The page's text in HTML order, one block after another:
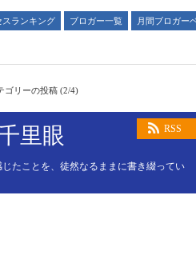
スランキング ブロガー一覧
月間ブロガー
ゴリーの投稿 (2/4)
RSS
里眼
たことを、徒然なるままに書き綴ってい